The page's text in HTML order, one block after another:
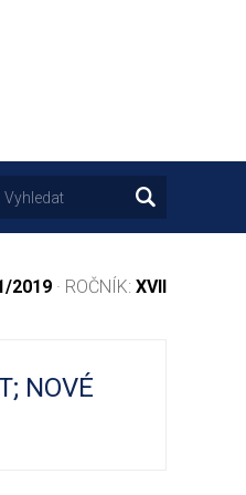
2019 · ROČNÍK: XVII
NOVÉ